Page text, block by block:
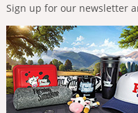
Sign up for our newsletter